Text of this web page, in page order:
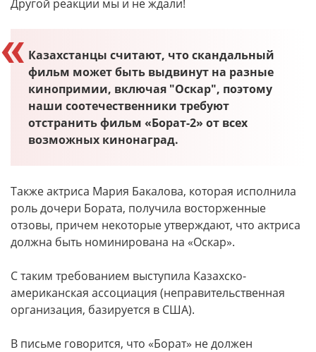
Другой реакции мы и не ждали!
Казахстанцы считают, что скандальный
фильм может быть выдвинут на разные
кинопримии, включая "Оскар", поэтому
наши соотечественники требуют
отстранить фильм «Борат-2» от всех
возможных кинонаград.
Также актриса Мария Бакалова, которая исполнила
роль дочери Бората, получила восторженные
отзовы, причем некоторые утверждают, что актриса
должна быть номинирована на «Оскар».
С таким требованием выступила Казахско-
американская ассоциация (неправительственная
организация, базируется в США).
В письме говорится, что «Борат» не должен